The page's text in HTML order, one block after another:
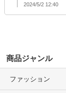
2024/5/2 12:40
商品ジャンル
ファッション